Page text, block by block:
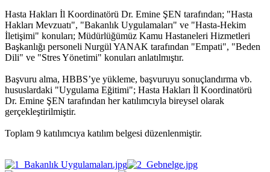
Hasta Hakları İl Koordinatörü Dr. Emine ŞEN tarafından; "Hasta
Hakları Mevzuatı", "Bakanlık Uygulamaları" ve "Hasta-Hekim
İletişimi" konuları; Müdürlüğümüz Kamu Hastaneleri Hizmetleri
Başkanlığı personeli Nurgül YANAK tarafından "Empati", "Beden
Dili" ve "Stres Yönetimi" konuları anlatılmıştır.
Başvuru alma, HBBS’ye yükleme, başvuruyu sonuçlandırma vb.
hususlardaki "Uygulama Eğitimi"; Hasta Hakları İl Koordinatörü
Dr. Emine ŞEN tarafından her katılımcıyla bireysel olarak
gerçekleştirilmiştir.
Toplam 9 katılımcıya katılım belgesi düzenlenmiştir.